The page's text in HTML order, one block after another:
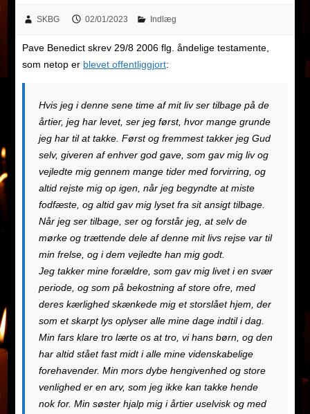
SKBG 02/01/2023 Indlæg
Pave Benedict skrev 29/8 2006 flg. åndelige testamente,
som netop er blevet offentliggjort:
Hvis jeg i denne sene time af mit liv ser tilbage på de
årtier, jeg har levet, ser jeg først, hvor mange grunde
jeg har til at takke. Først og fremmest takker jeg Gud
selv, giveren af ​​enhver god gave, som gav mig liv og
vejledte mig gennem mange tider med forvirring, og
altid rejste mig op igen, når jeg begyndte at miste
fodfæste, og altid gav mig lyset fra sit ansigt tilbage.
Når jeg ser tilbage, ser og forstår jeg, at selv de
mørke og trættende dele af denne mit livs rejse var til
min frelse, og i dem vejledte han mig godt.
Jeg takker mine forældre, som gav mig livet i en svær
periode, og som på bekostning af store ofre, med
deres kærlighed skænkede mig et storslået hjem, der
som et skarpt lys oplyser alle mine dage indtil i dag.
Min fars klare tro lærte os at tro, vi hans børn, og den
har altid stået fast midt i alle mine videnskabelige
forehavender. Min mors dybe hengivenhed og store
venlighed er en arv, som jeg ikke kan takke hende
nok for. Min søster hjalp mig i årtier uselvisk og med